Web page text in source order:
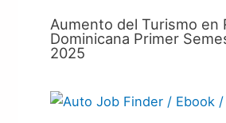
Aumento del Turismo en
Dominicana Primer
2025